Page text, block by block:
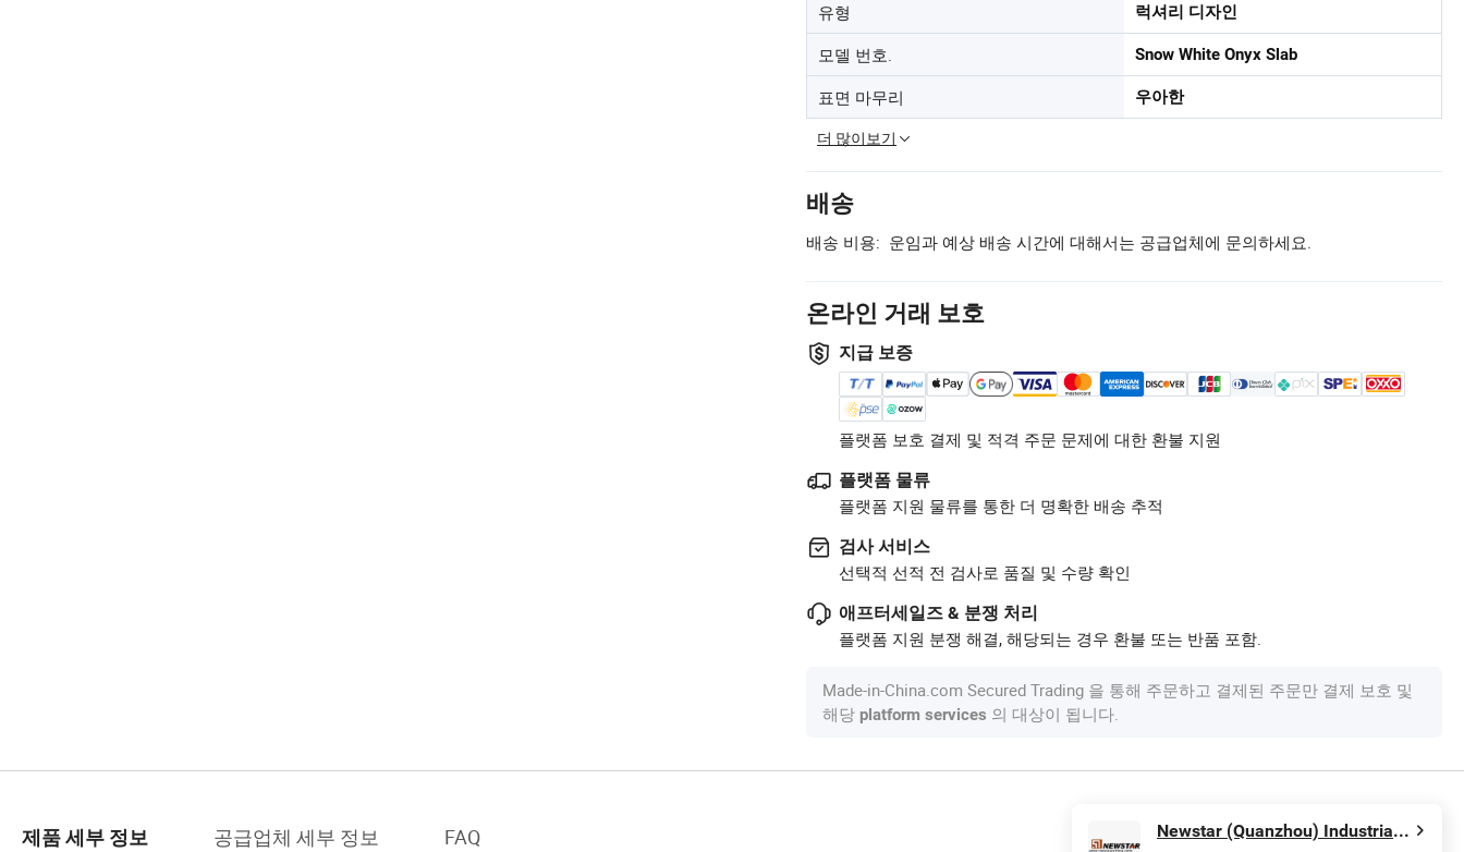
유형 럭셔리 디자인
모델 번호. Snow White Onyx Slab
표면 마무리 우아한
더 많이보기
배송
배송 비용: 운임과 예상 배송 시간에 대해서는 공급업체에 문의하세요.
온라인 거래 보호
지급 보증
플랫폼 보호 결제 및 적격 주문 문제에 대한 환불 지원
플랫폼 물류
플랫폼 지원 물류를 통한 더 명확한 배송 추적
검사 서비스
선택적 선적 전 검사로 품질 및 수량 확인
애프터세일즈 & 분쟁 처리
플랫폼 지원 분쟁 해결, 해당되는 경우 환불 또는 반품 포함.
Made-in-China.com Secured Trading 을 통해 주문하고 결제된 주문만 결제 보호 및
해당 platform services 의 대상이 됩니다.
제품 세부 정보 공급업체 세부 정보 FAQ Newstar (Quanzhou) Industrial Co., Ltd.